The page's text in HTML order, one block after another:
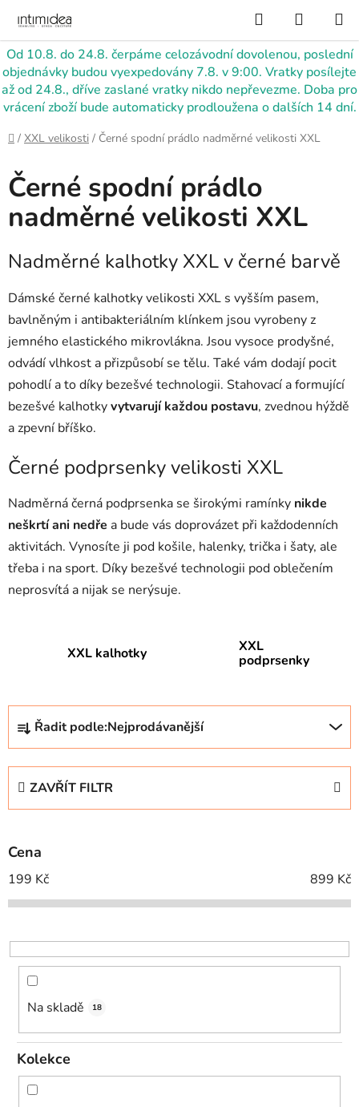
obsah
Od 10.8. do 24.8. čerpáme celozávodní dovolenou, poslední
objednávky budou vyexpedovány 7.8. v 9:00. Vratky posílejte
až od 24.8., dříve zaslané vratky nikdo nepřevezme. Doba pro
vrácení zboží bude automaticky prodloužena o dalších 14 dní.
Hledat
KOŠÍK
Domů
/ XXL velikosti / Černé spodní prádlo nadměrné velikosti XXL
Černé spodní prádlo
nadměrné velikosti XXL
Nadměrné kalhotky XXL v černé barvě
Dámské černé kalhotky velikosti XXL s vyšším pasem,
bavlněným i antibakteriálním klínkem jsou vyrobeny z
jemného elastického mikrovlákna. Jsou vysoce prodyšné,
odvádí vlhkost a přizpůsobí se tělu. Také vám dodají pocit
pohodlí a to díky bezešvé technologii. Stahovací a formující
bezešvé kalhotkyvytvarují každou postavu, zvednou hýždě
a zpevní bříško.
Černé podprsenky velikosti XXL
Nadměrná černá podprsenka se širokými ramínky nikde
neškrtí ani nedře a bude vás doprovázet při každodenních
aktivitách. Vynosíte ji pod košile, halenky, trička i šaty, ale
třeba i na sport. Díky bezešvé technologii pod oblečením
neprosvítá a nijak se nerýsuje.
XXL kalhotky
XXL
podprsenky
z
p
r
o
d
k
t
Řadit podle:Nejprodávanější
ZAVŘÍT FILTR
Cena
199 Kč 899 Kč
Na skladě 18
Kolekce